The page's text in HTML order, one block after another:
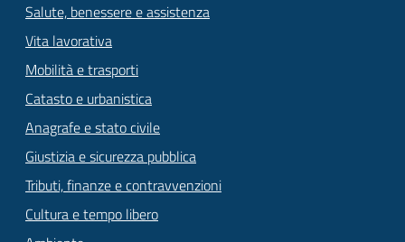
Salute, benessere e assistenza
Vita lavorativa
Mobilità e trasporti
Catasto e urbanistica
Anagrafe e stato civile
Giustizia e sicurezza pubblica
Tributi, finanze e contravvenzioni
Cultura e tempo libero